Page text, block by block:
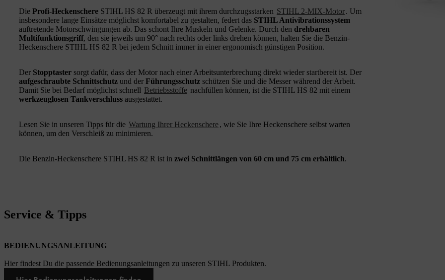
Die Profi-Heckenschere STIHL HS 82 R überzeugt mit ihrem durchzugsstarken STIHL 2-MIX-Motor. Um
insbesondere lange Einsätze möglichst komfortabel zu gestalten, federt das STIHL Antivibrationssystem
auftretende Motorschwingungen ab. Das schont Ihre Muskeln und Gelenke. Durch den drehbaren
Multifunktionsgriff, den sie jeweils um 90° nach rechts oder links drehen können, halten Sie die Benzin-
Heckenschere STIHL HS 82 R bei jedem Schnitt immer in einer ergonomisch günstigen Position.
Der Stopptaster sorgt dafür, dass der Motor nach einer Arbeitsunterbrechung direkt wieder startbereit ist. Der
aufgeschraubte Schnittschutz und der Führungsschutz schützen Sie und die Messer während der Arbeit.
Damit Sie bei Bedarf möglichst schnell Betriebsstoffe nachfüllen können, ist die STIHL HS 82 mit einem
werkzeuglosen Tankverschluss ausgestattet.
Lesen Sie in unseren Tipps für die Wartung Ihrer Heckenschere, wie Sie Ihre Heckenschere selbst warten
können, um den Verschleiß zu minimieren.
Die Benzin-Heckenschere STIHL HS 82 R ist in zwei Schnittlängen von 60 cm und 75 cm erhältlich.
Service & Tipps
BEDIENUNGSANLEITUNG
Hier findest Du die passende Bedienungsanleitungen zu unseren STIHL Produkten.